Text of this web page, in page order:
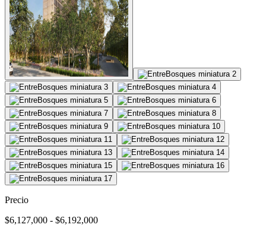
Precio
$6,127,000 - $6,192,000